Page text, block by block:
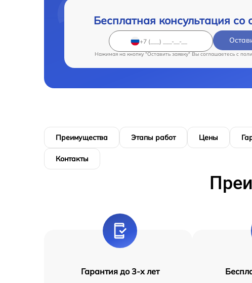
Бесплатная консультация со
Нажимая на кнопку "Оставить заявку" Вы соглашаетесь c
Преимущества Этапы работ Цены
Контакты
Гарантия до 3-х лет